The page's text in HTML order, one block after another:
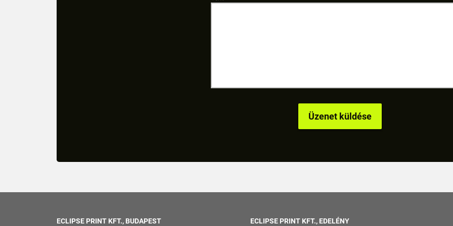
ECLIPSE PRINT KFT., BUDAPEST ECLIPSE PRINT KFT., EDELÉNY